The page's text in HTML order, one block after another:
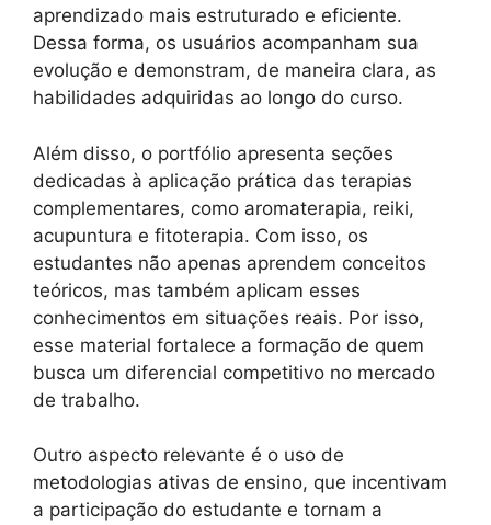
aprendizado mais estruturado e eficiente.
Dessa forma, os usuários acompanham sua
evolução e demonstram, de maneira clara, as
habilidades adquiridas ao longo do curso.
Além disso, o portfólio apresenta seções
dedicadas à aplicação prática das terapias
complementares, como aromaterapia, reiki,
acupuntura e fitoterapia. Com isso, os
estudantes não apenas aprendem conceitos
teóricos, mas também aplicam esses
conhecimentos em situações reais. Por isso,
esse material fortalece a formação de quem
busca um diferencial competitivo no mercado
de trabalho.
Outro aspecto relevante é o uso de
metodologias ativas de ensino, que incentivam
a participação do estudante e tornam a